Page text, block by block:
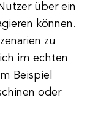
über ein
können.
zu
im echten
Beispiel
oder